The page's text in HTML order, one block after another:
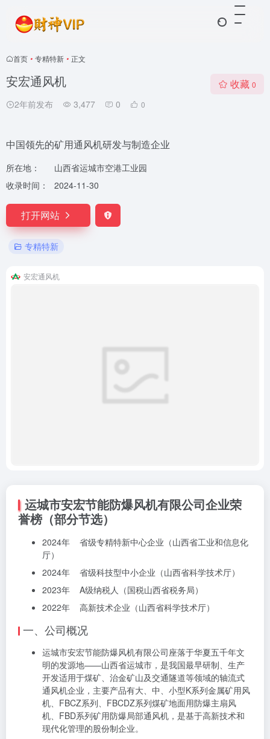
首页 • 专精特新 • 正文
安宏通风机
2年前发布 3,477 0 0
收藏 0
中国领先的矿用通风机研发与制造企业
所在地：
山西省运城市空港工业园
收录时间：
2024-11-30
打开网站
专精特新
安宏通风机
运城市安宏节能防爆风机有限公司企业荣
誉榜（部分节选）
2024年 省级专精特新中心企业（山西省工业和信息化
厅）
2024年 省级科技型中小企业（山西省科学技术厅）
2023年 A级纳税人（国税山西省税务局）
2022年 高新技术企业（山西省科学技术厅）
一、公司概况
运城市安宏节能防爆风机有限公司座落于华夏五千年文
明的发源地——山西省运城市，是我国最早研制、生产
开发适用于煤矿、治金矿山及交通隧道等领域的轴流式
通风机企业，主要产品有大、中、小型K系列金属矿用风
机、FBCZ系列、FBCDZ系列煤矿地面用防爆主扇风
机、FBD系列矿用防爆局部通风机，是基于高新技术和
现代化管理的股份制企业。